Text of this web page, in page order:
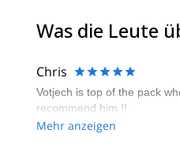
Was die Leute
Chris
Votjech is top of the pack
recommend him !!
Mehr anzeigen